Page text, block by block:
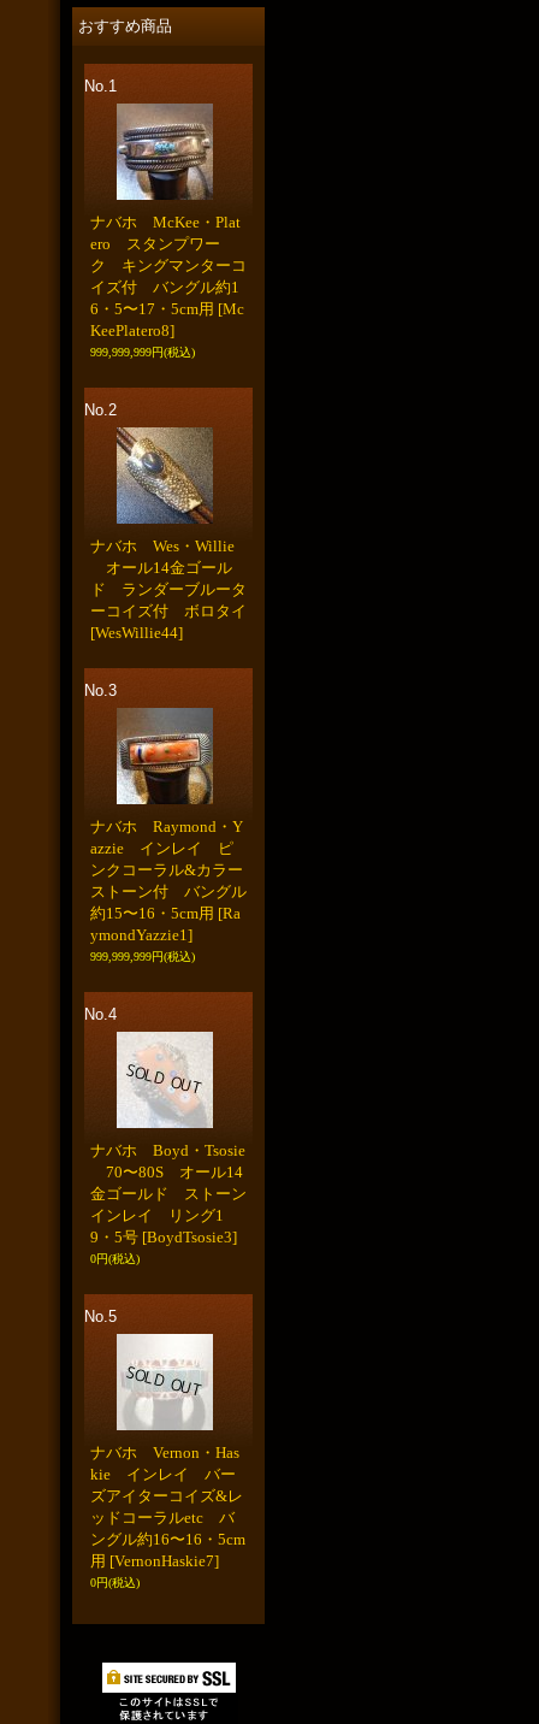
おすすめ商品
No.1
ナバホ McKee・Plat
ero スタンプワー
ク キングマンターコ
イズ付 バングル約1
6・5〜17・5cm用 [Mc
KeePlatero8]
999,999,999円(税込)
No.2
ナバホ Wes・Willie
オール14金ゴール
ド ランダーブルータ
ーコイズ付 ボロタイ
[WesWillie44]
No.3
ナバホ Raymond・Y
azzie インレイ ピ
ンクコーラル&カラー
ストーン付 バングル
約15〜16・5cm用 [Ra
ymondYazzie1]
999,999,999円(税込)
No.4
ナバホ Boyd・Tsosie
70〜80S オール14
金ゴールド ストーン
インレイ リング1
9・5号 [BoydTsosie3]
0円(税込)
No.5
ナバホ Vernon・Has
kie インレイ バー
ズアイターコイズ&レ
ッドコーラルetc バ
ングル約16〜16・5cm
用 [VernonHaskie7]
0円(税込)